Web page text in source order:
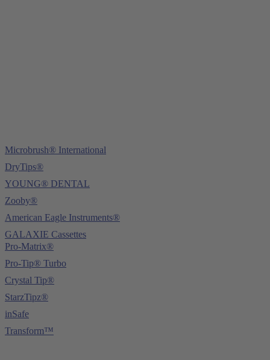
Microbrush® International
DryTips®
YOUNG® DENTAL
Zooby®
American Eagle Instruments®
GALAXIE Cassettes
Pro-Matrix®
Pro-Tip® Turbo
Crystal Tip®
StarzTipz®
inSafe
Transform™